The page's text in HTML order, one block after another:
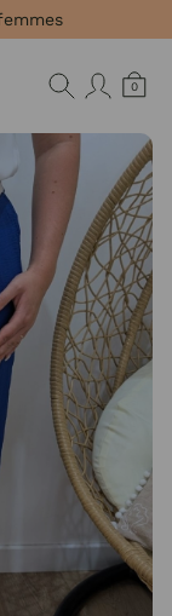
0